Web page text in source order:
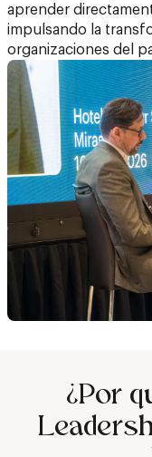
aprender
impulsando la
organizaciones del
¿Por